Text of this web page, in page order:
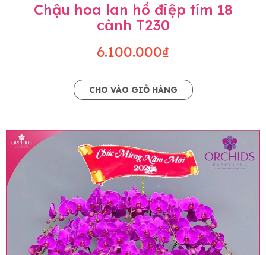
Chậu hoa lan hồ điệp tím 18
cành T230
6.100.000₫
CHO VÀO GIỎ HÀNG